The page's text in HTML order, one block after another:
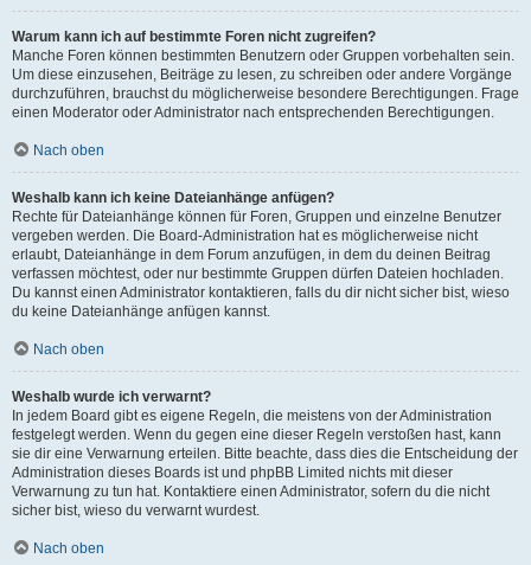
Warum kann ich auf bestimmte Foren nicht zugreifen?
Manche Foren können bestimmten Benutzern oder Gruppen vorbehalten sein.
Um diese einzusehen, Beiträge zu lesen, zu schreiben oder andere Vorgänge
durchzuführen, brauchst du möglicherweise besondere Berechtigungen. Frage
einen Moderator oder Administrator nach entsprechenden Berechtigungen.
Nach oben
Weshalb kann ich keine Dateianhänge anfügen?
Rechte für Dateianhänge können für Foren, Gruppen und einzelne Benutzer
vergeben werden. Die Board-Administration hat es möglicherweise nicht
erlaubt, Dateianhänge in dem Forum anzufügen, in dem du deinen Beitrag
verfassen möchtest, oder nur bestimmte Gruppen dürfen Dateien hochladen.
Du kannst einen Administrator kontaktieren, falls du dir nicht sicher bist, wieso
du keine Dateianhänge anfügen kannst.
Nach oben
Weshalb wurde ich verwarnt?
In jedem Board gibt es eigene Regeln, die meistens von der Administration
festgelegt werden. Wenn du gegen eine dieser Regeln verstoßen hast, kann
sie dir eine Verwarnung erteilen. Bitte beachte, dass dies die Entscheidung der
Administration dieses Boards ist und phpBB Limited nichts mit dieser
Verwarnung zu tun hat. Kontaktiere einen Administrator, sofern du die nicht
sicher bist, wieso du verwarnt wurdest.
Nach oben